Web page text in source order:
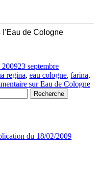
de Cologne
200923 septembre
regina, eau cologne, farina,
sur Eau de Cologne
Recherche
du 18/02/2009